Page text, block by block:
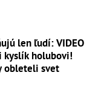
len ľudí: VIDEO
kyslík holubovi!
obleteli svet